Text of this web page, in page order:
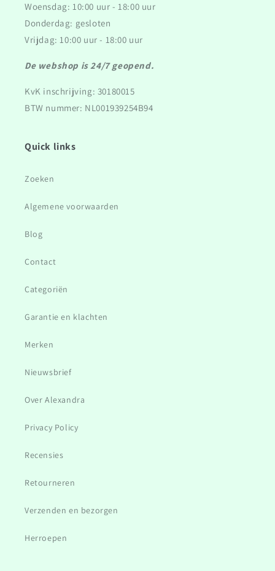
Woensdag: 10:00 uur - 18:00 uur
Donderdag: gesloten
Vrijdag: 10:00 uur - 18:00 uur
De webshop is 24/7 geopend.
KvK inschrijving: 30180015
BTW nummer: NL001939254B94
Quick links
Zoeken
Algemene voorwaarden
Blog
Contact
Categoriën
Garantie en klachten
Merken
Nieuwsbrief
Over Alexandra
Privacy Policy
Recensies
Retourneren
Verzenden en bezorgen
Herroepen